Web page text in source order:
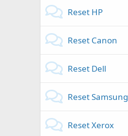
Reset HP
Reset Canon
Reset Dell
Reset Samsung
Reset Xerox